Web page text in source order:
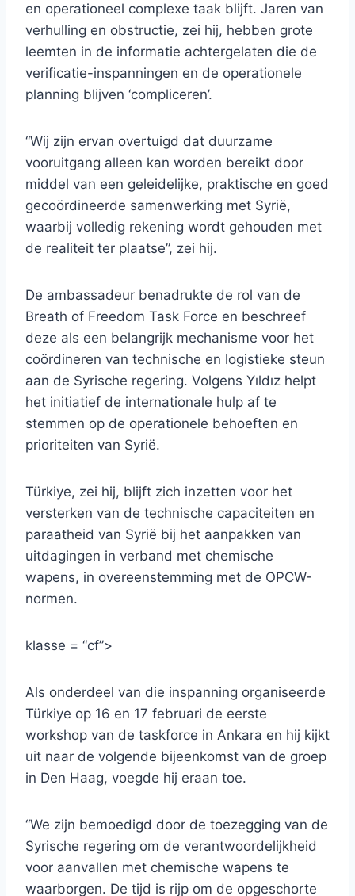
en operationeel complexe taak blijft. Jaren van
verhulling en obstructie, zei hij, hebben grote
leemten in de informatie achtergelaten die de
verificatie-inspanningen en de operationele
planning blijven ‘compliceren’.
“Wij zijn ervan overtuigd dat duurzame
vooruitgang alleen kan worden bereikt door
middel van een geleidelijke, praktische en goed
gecoördineerde samenwerking met Syrië,
waarbij volledig rekening wordt gehouden met
de realiteit ter plaatse”, zei hij.
De ambassadeur benadrukte de rol van de
Breath of Freedom Task Force en beschreef
deze als een belangrijk mechanisme voor het
coördineren van technische en logistieke steun
aan de Syrische regering. Volgens Yıldız helpt
het initiatief de internationale hulp af te
stemmen op de operationele behoeften en
prioriteiten van Syrië.
Türkiye, zei hij, blijft zich inzetten voor het
versterken van de technische capaciteiten en
paraatheid van Syrië bij het aanpakken van
uitdagingen in verband met chemische
wapens, in overeenstemming met de OPCW-
normen.
klasse = “cf”>
Als onderdeel van die inspanning organiseerde
Türkiye op 16 en 17 februari de eerste
workshop van de taskforce in Ankara en hij kijkt
uit naar de volgende bijeenkomst van de groep
in Den Haag, voegde hij eraan toe.
“We zijn bemoedigd door de toezegging van de
Syrische regering om de verantwoordelijkheid
voor aanvallen met chemische wapens te
waarborgen. De tijd is rijp om de opgeschorte